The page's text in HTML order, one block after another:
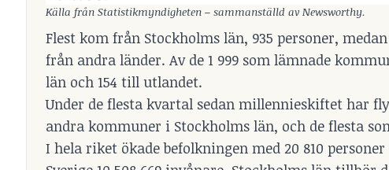
Källa från Statistikmyndigheten – sammanställd av Newsworthy.
Flest kom från Stockholms län, 935 personer,
från andra länder. Av de 1 999 som lämnade
län och 154 till utlandet.
Under de flesta kvartal sedan millennieskiftet har
andra kommuner i Stockholms län, och de flesta
I hela riket ökade befolkningen med 20 810